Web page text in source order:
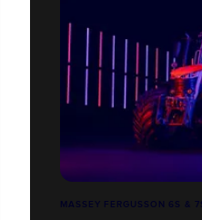
MASSEY FERGUSSON 6S & 7S